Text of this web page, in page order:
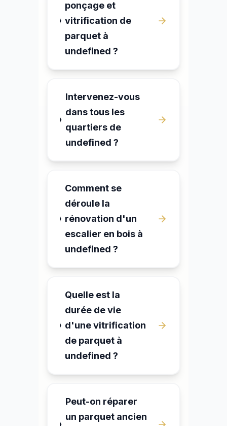
ponçage et
vitrification de
parquet à
undefined ?
Intervenez-vous
dans tous les
quartiers de
undefined ?
Comment se
déroule la
rénovation d'un
escalier en bois à
undefined ?
Quelle est la
durée de vie
d'une vitrification
de parquet à
undefined ?
Peut-on réparer
un parquet ancien